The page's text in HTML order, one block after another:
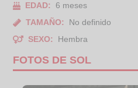
EDAD:
6 meses
TAMAÑO:
No definido
SEXO:
Hembra
FOTOS DE SOL